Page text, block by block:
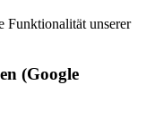
Funktionalität unserer
(Google